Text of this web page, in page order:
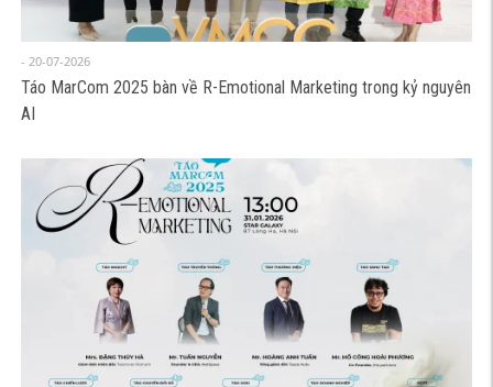
- 20-07-2026
Táo MarCom 2025 bàn về R-Emotional Marketing trong kỷ nguyên
AI